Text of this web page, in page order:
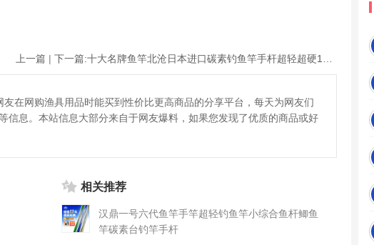
上一篇 | 下一篇:
在网购渔具用品时能买到性价比更高商品的分享平台，每天为网友们
信息。本站信息大部分来自于网友爆料，如果您发现了优质的商品或好
相关推荐
汉鼎一号六代鱼竿手竿超轻钓鱼竿小综合鱼杆鲫鱼
竿碳素台钓竿手杆